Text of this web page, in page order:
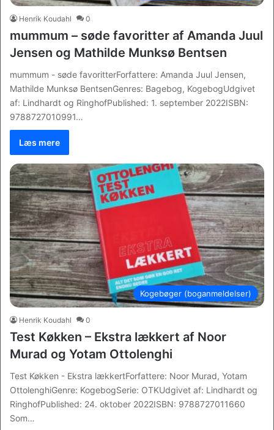
Henrik Koudahl 0
mummum – søde favoritter af Amanda Juul
Jensen og Mathilde Munksø Bentsen
mummum - søde favoritterForfattere: Amanda Juul Jensen,
Mathilde Munksø BentsenGenres: Bagebog, KogebogUdgivet
af: Lindhardt og RinghofPublished: 1. september 2022ISBN:
9788727010991…
Læs mere
Kogebøger (boganmeldelser)
Henrik Koudahl 0
Test Køkken – Ekstra lækkert af Noor
Murad og Yotam Ottolenghi
Test Køkken - Ekstra lækkertForfattere: Noor Murad, Yotam
OttolenghiGenre: KogebogSerie: OTKUdgivet af: Lindhardt og
RinghofPublished: 24. oktober 2022ISBN: 9788727011660
Som…